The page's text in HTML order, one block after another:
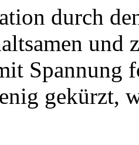
durch
und
Spannung
gekürzt,